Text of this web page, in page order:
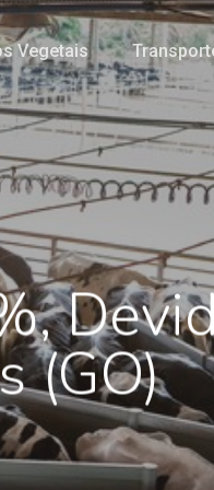
Vegetais
(GO)